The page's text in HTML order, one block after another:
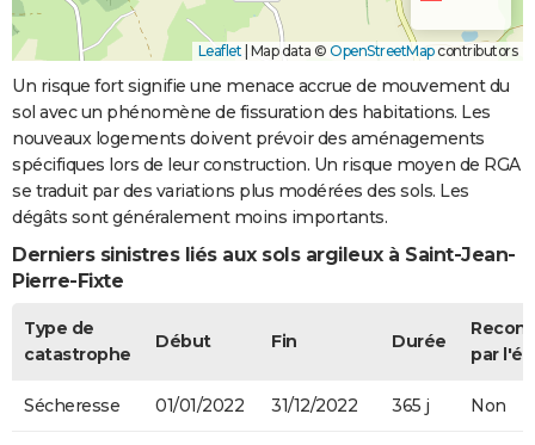
Leaflet | Map data © OpenStreetMapcontributors
Un risque fort signifie une menace accrue de mouvement du
sol avec un phénomène de fissuration des habitations. Les
nouveaux logements doivent prévoir des aménagements
spécifiques lors de leur construction. Un risque moyen de RGA
se traduit par des variations plus modérées des sols. Les
dégâts sont généralement moins importants.
Derniers sinistres liés aux sols argileux à Saint-Jean-
Pierre-Fixte
Type de
catastrophe
Début Fin Durée
par
Sécheresse 01/01/2022 31/12/2022 365 j Non